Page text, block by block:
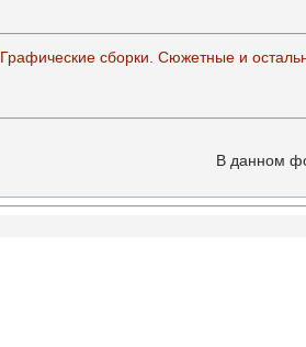
Графические сборки. Сюжетные и
В данном